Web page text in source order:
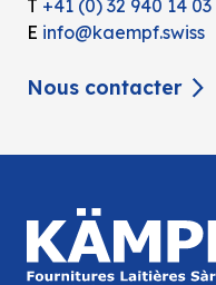
T +41 (0) 32 940 14 03
E info@kaempf.swiss
Nous contacter